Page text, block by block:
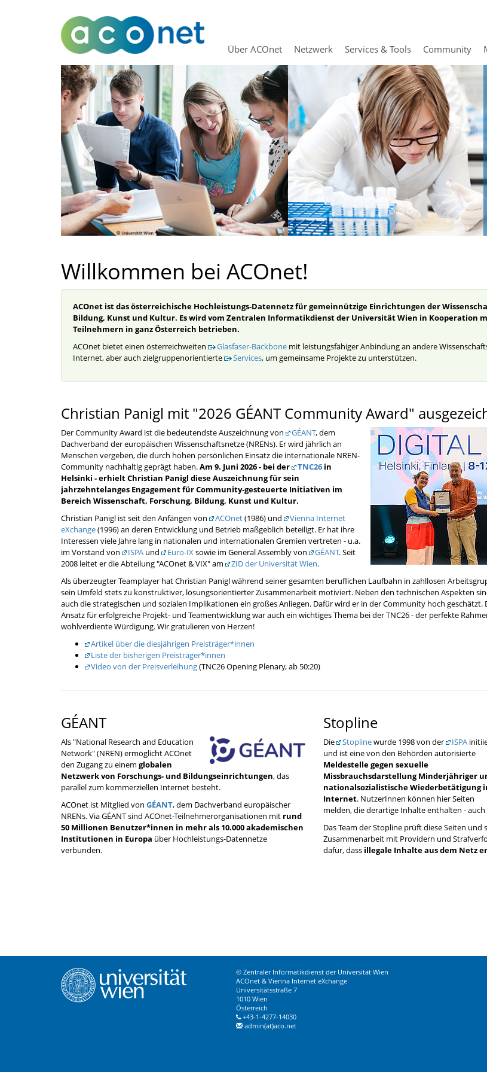
Über ACOnet Netzwerk Services & Tools Community
Willkommen bei ACOnet!
ACOnet ist das österreichische Hochleistungs-Datennetz für gemeinnützige Einrichtungen der
Bildung, Kunst und Kultur. Es wird vom Zentralen Informatikdienst der Universität Wien in Kooperation
Teilnehmern in ganz Österreich betrieben.
ACOnet bietet einen österreichweiten
Glasfaser-Backbone mit leistungsfähiger Anbindung an andere
Internet, aber auch zielgruppenorientierte
Services, um gemeinsame Projekte zu unterstützen.
Christian Panigl mit "2026 GÉANT Community Award"
Der Community Award ist die bedeutendste Auszeichnung von GÉANT, dem
Dachverband der europäischen Wissenschaftsnetze (NRENs). Er wird jährlich an
Menschen vergeben, die durch hohen persönlichen Einsatz die internationale NREN-
Community nachhaltig geprägt haben.Am 9. Juni 2026 - bei der TNC26 in
Helsinki - erhielt Christian Panigl diese Auszeichnung für sein
jahrzehntelanges Engagement für Community-gesteuerte Initiativen im
Bereich Wissenschaft, Forschung, Bildung, Kunst und Kultur.
Christian Panigl ist seit den Anfängen von
ACOnet(1986) und
Vienna Internet
eXchange(1996) an deren Entwicklung und Betrieb maßgeblich beteiligt. Er hat ihre
Interessen viele Jahre lang in nationalen und internationalen Gremien vertreten - u.a.
im Vorstand von
ISPA und Euro-IXsowie im General Assembly von GÉANT. Seit
2008 leitet er die Abteilung "ACOnet & VIX" am
ZID der Universität Wien.
Als überzeugter Teamplayer hat Christian Panigl während seiner gesamten beruflichen Laufbahn in zahllosen
sein Umfeld stets zu konstruktiver, lösungsorientierter Zusammenarbeit motiviert. Neben den technischen Aspekten
auch die strategischen und sozialen Implikationen ein großes Anliegen. Dafür wird er in der Community hoch geschätzt.
Ansatz für erfolgreiche Projekt- und Teamentwicklung war auch ein wichtiges Thema bei der TNC26 - der perfekte
wohlverdiente Würdigung. Wir gratulieren von Herzen!
Artikel über die diesjährigen Preisträger*innen
Liste der bisherigen Preisträger*innen
Video von der Preisverleihung(TNC26 Opening Plenary, ab 50:20)
GÉANT
Als "National Research and Education
Network" (NREN) ermöglicht ACOnet
den Zugang zu einem globalen
Netzwerk von Forschungs- und Bildungseinrichtungen, das
parallel zum kommerziellen Internet besteht.
ACOnet ist Mitglied von GÉANT, dem Dachverband eu­ropäischer
NRENs. Via GÉANT sind ACOnet-Teilnehmerorganisationen mit rund
50 Millionen Benutzer*innen in mehr als 10.000 akademischen
Institutionen in Europa über Hochleistungs-Datennetze
verbunden.
Stopline
Die Stoplinewurde 1998 von der ISPA
und ist eine von den Behörden autorisierte
Meldestelle gegen sexuelle
Missbrauchsdarstellung Minderjähriger
nationalsozialistische Wiederbetätigung
Internet. NutzerInnen können hier Seiten
melden, die derartige Inhalte enthalten -
Das Team der Stopline prüft diese Seiten und
Zusammenarbeit mit Providern und
dafür, dass illegale Inhalte aus dem Netz
© Zentraler Informatikdienst der Universität Wien
ACOnet & Vienna Internet eXchange
Universitätsstraße 7
1010 Wien
Österreich
+43-1-4277-14030
admin(at)aco.net